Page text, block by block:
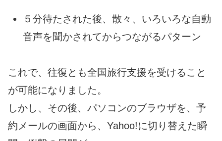
５分待たされた後、散々、いろいろな自動
音声を聞かされてからつながるパターン
これで、往復とも全国旅行支援を受けること
が可能になりました。
しかし、その後、パソコンのブラウザを、予
約メールの画面から、Yahoo!に切り替えた瞬